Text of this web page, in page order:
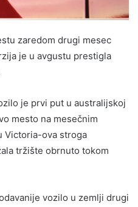
zaredom drugi mesec
je u avgustu prestigla
je prvi put u australijskoj
mesto na mesečnim
Victoria-ova stroga
tržište obrnuto tokom
vozilo u zemlji drugi